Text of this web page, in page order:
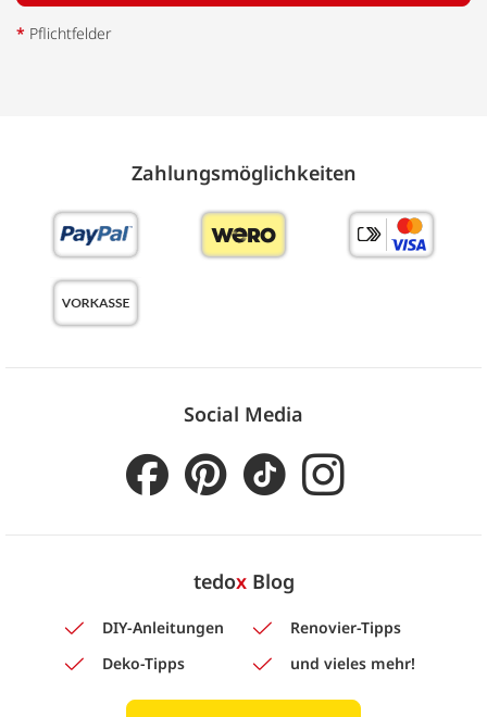
* Pflichtfelder
Zahlungs­möglich­keiten
Social Media
tedoxBlog
DIY-Anleitungen
Renovier-Tipps
Deko-Tipps
und vieles mehr!